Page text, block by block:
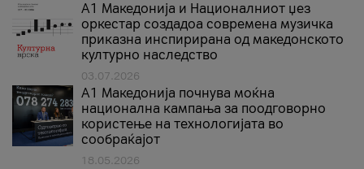
А1 Македонија и Националниот џез
оркестар создадоа современа музичка
приказна инспирирана од македонското
културно наследство
03.07.2026
A1 Македонија почнува моќна
национална кампања за поодговорно
користење на технологијата во
сообраќајот
18.05.2026